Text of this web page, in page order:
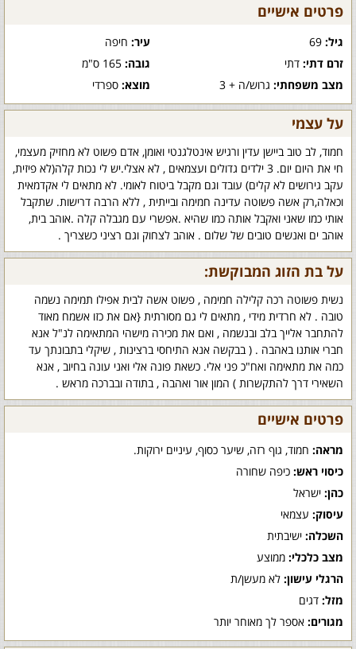
פרטים אישיים
גיל: עיר:חיפה
זרם דתי: דתי גובה:165 ס"מ
מצב משפחתי: גרוש/ה + 3 מוצא:ספרדי
על עצמי
חמוד, לב טוב ביישן עדין ורגיש אינטלגנטי ואומן, אדם פשוט לא מחזיק מעצמי,
חי את היום יום. 3 ילדים גדולים ועצמאים , לא אצלי.יש לי נכות קלה(לא פיזית,
עקב גירושים לא קלים) עובד וגם מקבל ביטוח לאומי. לא מתאים לי אקדמאית
וכאלה,רק אשה פשוטה עדינה חמימה ובייתית , ללא הרבה דרישות. שתקבל
אותי כמו שאני ואקבל אותה כמו שהיא .אפשרי עם מגבלה קלה .אוהב בית,
אוהב ים ואנשים טובים של שלום . אוהב לצחוק וגם רציני כשצריך .
על בת הזוג המבוקשת:
נשית פשוטה רכה קלילה חמימה , פשוט אשה לבית אפילו תמימה נשמה
טובה . לא חרדית מידי , מתאים לי גם מסורתית {אם את כזו אשמח מאוד
להתחבר אלייך בלב ובנשמה , ואם את מכירה מישהי המתאימה לנ"ל אנא
חברי אותנו באהבה . ( בבקשה אנא התיחסי ברצינות , שיקלי בתבונתך עד
כמה את מתאימה ואח"כ פני אלי. כשאת פונה אלי ואני עונה בחיוב , אנא
השאירי דרך להתקשרות ) המון אור ואהבה , בתודה ובברכה מראש .
פרטים אישיים
מראה: חמוד, גוף רזה, שיער כסוף, עיניים ירוקות.
כיסוי ראש: כיפה שחורה
כהן: ישראל
עיסוק: עצמאי
השכלה: ישיבתית
מצב כלכלי: ממוצע
הרגלי עישון: לא מעשן/ת
מזל: דגים
מגורים: אספר לך מאוחר יותר